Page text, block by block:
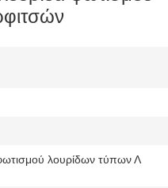
λουρίδων τύπων Λ